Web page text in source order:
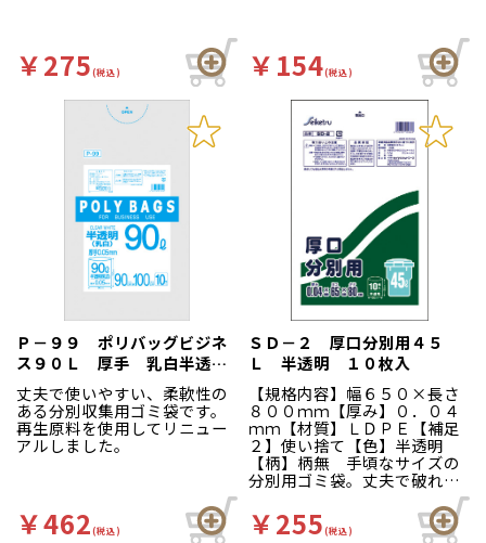
￥275(税込) ￥154(税込)
Ｐ－９９ ポリバッグビジネ
ス９０Ｌ 厚手 乳白半透
明 １０枚
丈夫で使いやすい、柔軟性の
ある分別収集用ゴミ袋です。
再生原料を使用してリニュー
アルしました。
￥462(税込)
ＳＤ－２ 厚口分別用４５
Ｌ 半透明 １０枚入
【規格内容】幅６５０×長さ
８００ｍｍ【厚み】０．０４
ｍｍ【材質】ＬＤＰＥ【補足
２】使い捨て【色】半透明
【柄】柄無 手頃なサイズの
分別用ゴミ袋。丈夫で破れに
くい厚口タイプです。
￥255(税込)